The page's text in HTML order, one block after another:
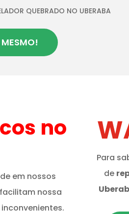
QUEBRADO NO UBERABA
no
em nossos
facilitam nossa
Para
de